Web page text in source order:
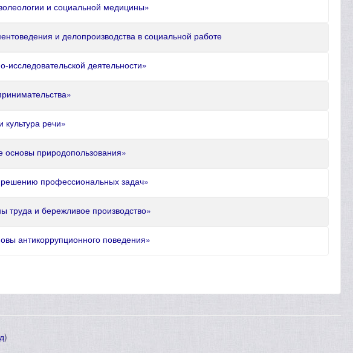
и социальной медицины»
и делопроизводства в социальной работе
деятельности»
речи»
природопользования»
профессиональных задач»
и бережливое производство»
антикоррупционного поведения»
)